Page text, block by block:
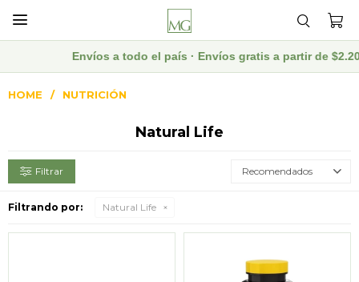

Envíos a todo el país · Envíos gratis a partir de $2.200
HOME NUTRICIÓN
Natural Life
Recomendados
Filtrando por: Natural Life